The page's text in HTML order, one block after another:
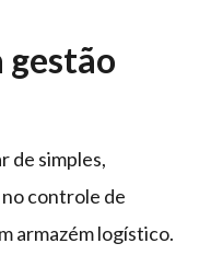
gestão
de simples,
controle de
armazém logístico.